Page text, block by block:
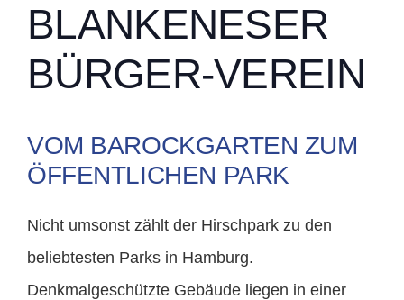
BLANKENESER
BÜRGER-VEREIN
VOM BAROCKGARTEN ZUM
ÖFFENTLICHEN PARK
Nicht umsonst zählt der Hirschpark zu den
beliebtesten Parks in Hamburg.
Denkmalgeschützte Gebäude liegen in einer